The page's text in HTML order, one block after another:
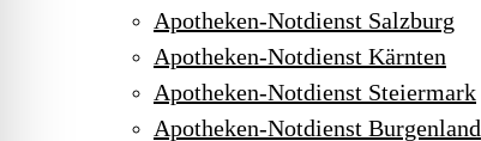
Apotheken-Notdienst Salzburg
Apotheken-Notdienst Kärnten
Apotheken-Notdienst Steiermark
Apotheken-Notdienst Burgenland